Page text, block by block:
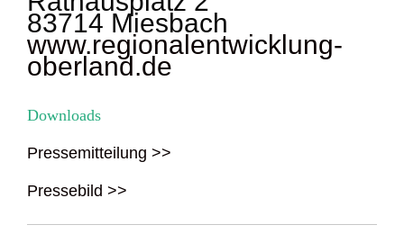
83714 Miesbach
www.regionalentwicklung-
oberland.de
Downloads
Pressemitteilung >>
Pressebild >>